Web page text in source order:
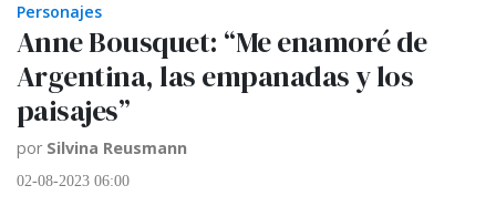
Personajes
Anne Bousquet: “Me enamoré de
Argentina, las empanadas y los
paisajes”
por Silvina Reusmann
02-08-2023 06:00